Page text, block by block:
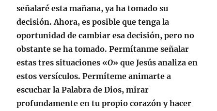
señalaré esta mañana, ya ha tomado su
decisión. Ahora, es posible que tenga la
oportunidad de cambiar esa decisión, pero no
obstante se ha tomado. Permítanme señalar
estas tres situaciones «O» que Jesús analiza en
estos versículos. Permíteme animarte a
escuchar la Palabra de Dios, mirar
profundamente en tu propio corazón y hacer